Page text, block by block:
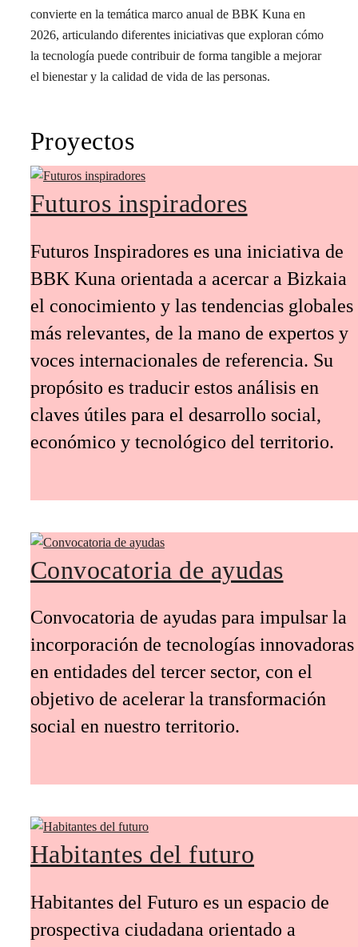
convierte en la temática marco anual de BBK Kuna en
2026, articulando diferentes iniciativas que exploran cómo
la tecnología puede contribuir de forma tangible a mejorar
el bienestar y la calidad de vida de las personas.
Proyectos
Futuros inspiradores
Futuros Inspiradores es una iniciativa de
BBK Kuna orientada a acercar a Bizkaia
el conocimiento y las tendencias globales
más relevantes, de la mano de expertos y
voces internacionales de referencia. Su
propósito es traducir estos análisis en
claves útiles para el desarrollo social,
económico y tecnológico del territorio.
Convocatoria de ayudas
Convocatoria de ayudas para impulsar la
incorporación de tecnologías innovadoras
en entidades del tercer sector, con el
objetivo de acelerar la transformación
social en nuestro territorio.
Habitantes del futuro
Habitantes del Futuro es un espacio de
prospectiva ciudadana orientado a